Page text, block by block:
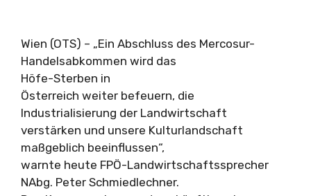
Wien (OTS) – „Ein Abschluss des Mercosur-
Handelsabkommen wird das
Höfe-Sterben in
Österreich weiter befeuern, die
Industrialisierung der Landwirtschaft
verstärken und unsere Kulturlandschaft
maßgeblich beeinflussen“,
warnte heute FPÖ-Landwirtschaftssprecher
NAbg. Peter Schmiedlechner.